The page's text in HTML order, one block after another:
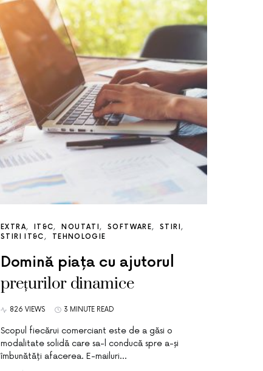
EXTRA IT&C NOUTATI SOFTWARE
STIRI
STIRI IT&C
TEHNOLOGIE
Domină piața cu ajutorul
prețurilor dinamice
826 VIEWS 3 MINUTE READ
Scopul fiecărui comerciant este de a găsi o
modalitate solidă care sa-l conducă spre a-și
îmbunătăți afacerea. E-mailuri…